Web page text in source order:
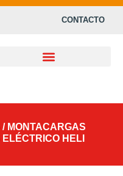
CONTACTO
/ MONTACARGAS
HELI